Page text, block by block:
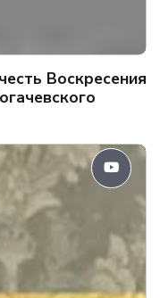
Воскресения